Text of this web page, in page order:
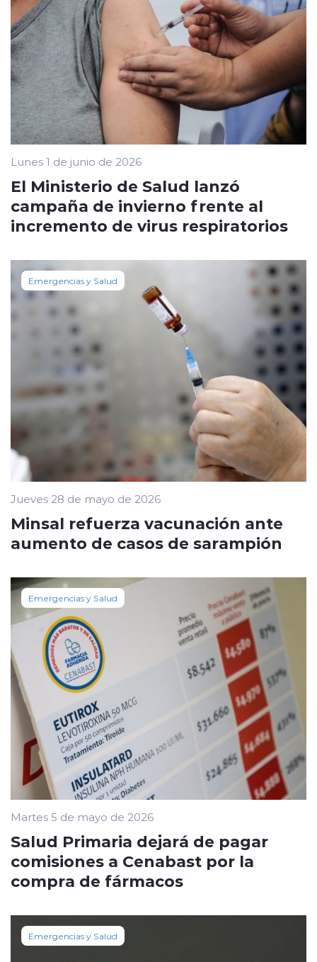
Lunes 1 de junio de 2026
El Ministerio de Salud lanzó
campaña de invierno frente al
incremento de virus respiratorios
Emergencias y Salud
Jueves 28 de mayo de 2026
Minsal refuerza vacunación ante
aumento de casos de sarampión
Emergencias y Salud
Martes 5 de mayo de 2026
Salud Primaria dejará de pagar
comisiones a Cenabast por la
compra de fármacos
Emergencias y Salud